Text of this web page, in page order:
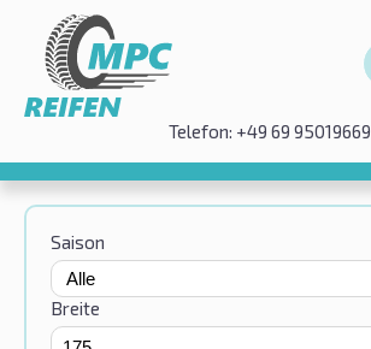
Telefon: +49 69 95019669
Saison
Breite